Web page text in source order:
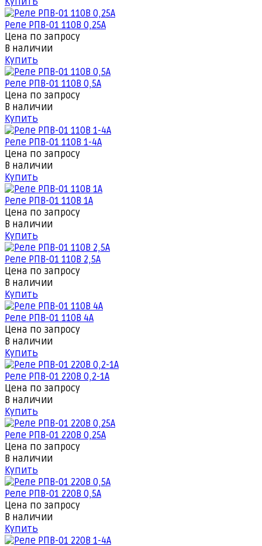
Реле РПВ-01 110В 0,25А
Цена по запросу
В наличии
Купить
Реле РПВ-01 110В 0,5А
Цена по запросу
В наличии
Купить
Реле РПВ-01 110В 1-4А
Цена по запросу
В наличии
Купить
Реле РПВ-01 110В 1А
Цена по запросу
В наличии
Купить
Реле РПВ-01 110В 2,5А
Цена по запросу
В наличии
Купить
Реле РПВ-01 110В 4А
Цена по запросу
В наличии
Купить
Реле РПВ-01 220В 0,2-1А
Цена по запросу
В наличии
Купить
Реле РПВ-01 220В 0,25А
Цена по запросу
В наличии
Купить
Реле РПВ-01 220В 0,5А
Цена по запросу
В наличии
Купить